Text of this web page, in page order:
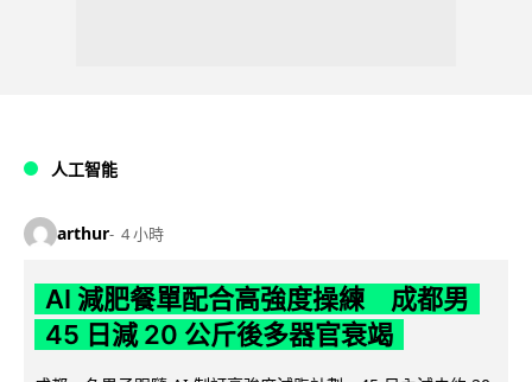
人工智能
arthur 4 小時
AI 減肥餐單配合高強度操練 成都男
45 日減 20 公斤後多器官衰竭